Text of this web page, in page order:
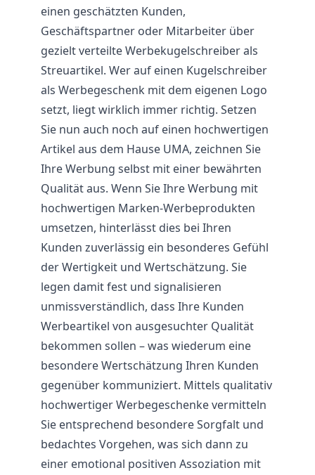
einen geschätzten Kunden,
Geschäftspartner oder Mitarbeiter über
gezielt verteilte Werbekugelschreiber als
Streuartikel. Wer auf einen Kugelschreiber
als Werbegeschenk mit dem eigenen Logo
setzt, liegt wirklich immer richtig. Setzen
Sie nun auch noch auf einen hochwertigen
Artikel aus dem Hause UMA, zeichnen Sie
Ihre Werbung selbst mit einer bewährten
Qualität aus. Wenn Sie Ihre Werbung mit
hochwertigen Marken-Werbeprodukten
umsetzen, hinterlässt dies bei Ihren
Kunden zuverlässig ein besonderes Gefühl
der Wertigkeit und Wertschätzung. Sie
legen damit fest und signalisieren
unmissverständlich, dass Ihre Kunden
Werbeartikel von ausgesuchter Qualität
bekommen sollen – was wiederum eine
besondere Wertschätzung Ihren Kunden
gegenüber kommuniziert. Mittels qualitativ
hochwertiger Werbegeschenke vermitteln
Sie entsprechend besondere Sorgfalt und
bedachtes Vorgehen, was sich dann zu
einer emotional positiven Assoziation mit